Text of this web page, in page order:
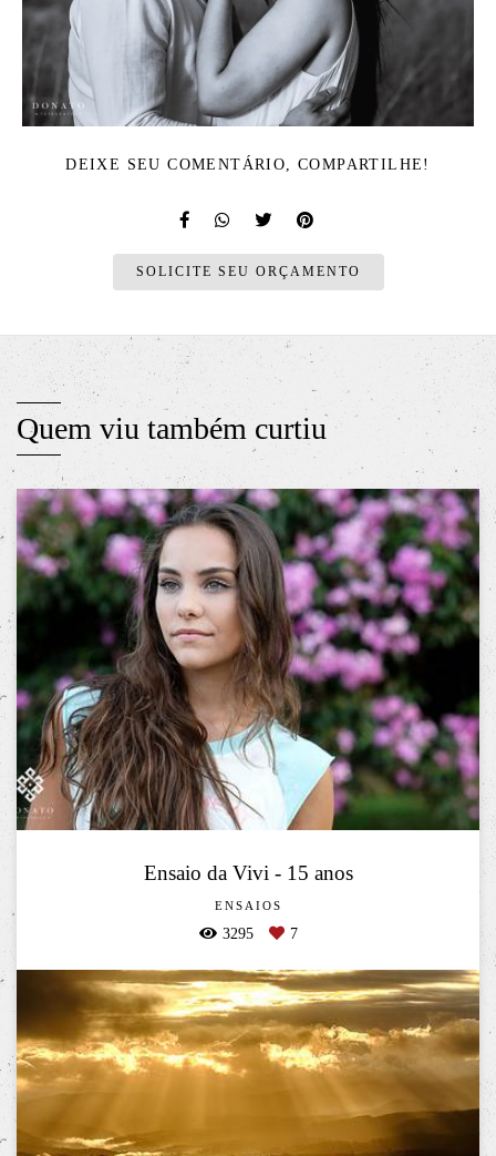
DEIXE SEU COMENTÁRIO, COMPARTILHE!
SOLICITE SEU ORÇAMENTO
Quem viu também curtiu
Ensaio da Vivi - 15 anos
ENSAIOS
3295 7